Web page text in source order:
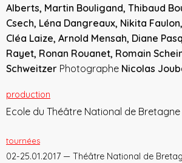
tournées
02-25.01.2017 — Théâtre National de
Alberts, Martin Bouligand, Thibaud
Csech, Léna Dangreaux, Nikita
Cléa Laize, Arnold Mensah, Diane
Rayet, Ronan Rouanet, Romain
Schweitzer Photographe Nicolas
production
Ecole du Théâtre National de Bretagne